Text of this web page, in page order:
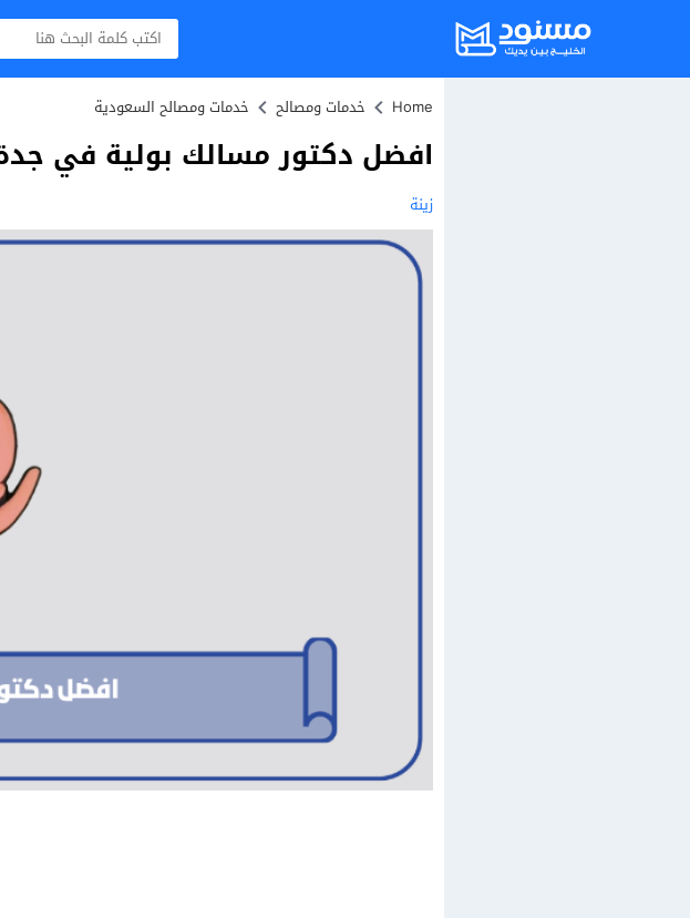
Home خدمات ومصالح خدمات ومصالح السعودية
افضل دكتور مسالك بولية في جدة
زينة